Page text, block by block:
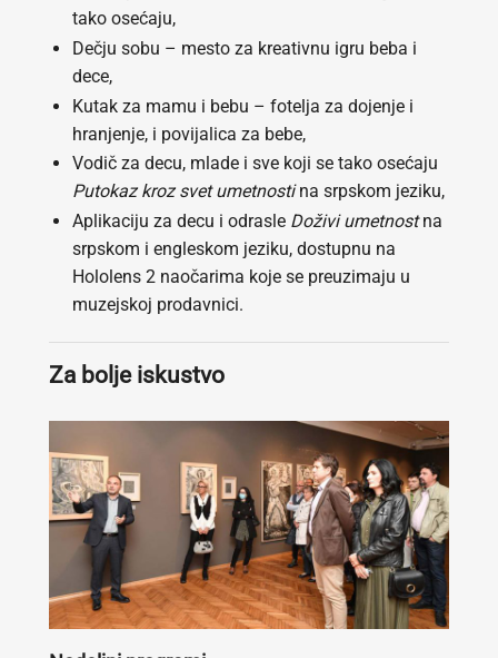
tako osećaju,
Dečju sobu – mesto za kreativnu igru beba i
dece,
Kutak za mamu i bebu – fotelja za dojenje i
hranjenje, i povijalica za bebe,
Vodič za decu, mlade i sve koji se tako osećaju
Putokaz kroz svet umetnostina srpskom jeziku,
Aplikaciju za decu i odrasle Doživi umetnostna
srpskom i engleskom jeziku, dostupnu na
Hololens 2 naočarima koje se preuzimaju u
muzejskoj prodavnici.
Za bolje iskustvo